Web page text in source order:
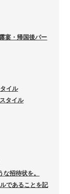
宴・帰国後パー
イル
タイル
招待状を。
であることを記